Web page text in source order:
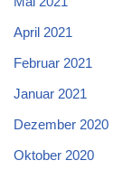
April 2021
Februar 2021
Januar 2021
Dezember 2020
Oktober 2020